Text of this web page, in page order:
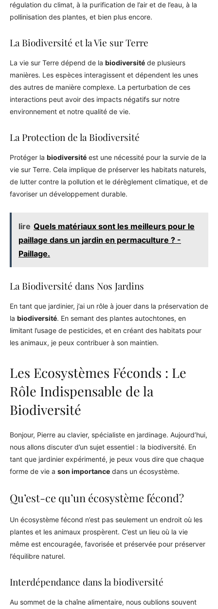
régulation du climat, à la purification de l’air et de l’eau, à la
pollinisation des plantes, et bien plus encore.
La Biodiversité et la Vie sur Terre
La vie sur Terre dépend de la biodiversité de plusieurs
manières. Les espèces interagissent et dépendent les unes
des autres de manière complexe. La perturbation de ces
interactions peut avoir des impacts négatifs sur notre
environnement et notre qualité de vie.
La Protection de la Biodiversité
Protéger la biodiversité est une nécessité pour la survie de la
vie sur Terre. Cela implique de préserver les habitats naturels,
de lutter contre la pollution et le dérèglement climatique, et de
favoriser un développement durable.
lire Quels matériaux sont les meilleurs pour le
paillage dans un jardin en permaculture ? -
Paillage.
La Biodiversité dans Nos Jardins
En tant que jardinier, j’ai un rôle à jouer dans la préservation de
la biodiversité. En semant des plantes autochtones, en
limitant l’usage de pesticides, et en créant des habitats pour
les animaux, je peux contribuer à son maintien.
Les Ecosystèmes Féconds : Le
Rôle Indispensable de la
Biodiversité
Bonjour, Pierre au clavier, spécialiste en jardinage. Aujourd’hui,
nous allons discuter d’un sujet essentiel : la biodiversité. En
tant que jardinier expérimenté, je peux vous dire que chaque
forme de vie a son importance dans un écosystème.
Qu’est-ce qu’un écosystème fécond?
Un écosystème fécond n’est pas seulement un endroit où les
plantes et les animaux prospèrent. C’est un lieu où la vie
même est encouragée, favorisée et préservée pour préserver
l’équilibre naturel.
Interdépendance dans la biodiversité
Au sommet de la chaîne alimentaire, nous oublions souvent